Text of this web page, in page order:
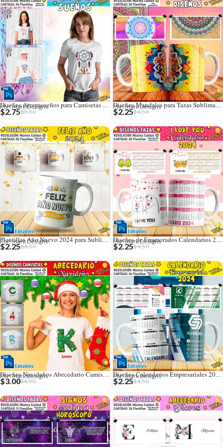
Diseños Atrapasueños para Camisetas Sublimables
Por: Mark Designs
$5.50
$2.75
Diseños Mandalas para Tazas Sublimables
Por: Mark Designs
$4.50
$2.25
Plantillas Año Nuevo 2024 para Sublimar Tazas
Por: Mark Designs
$4.50
$2.25
Diseños de Enamorados Calendarios 2024 para Tazas
Por: Mark Designs
$4.50
$2.25
Diseños Navideños Abecedario Camisetas
Por: Mark Designs
$6.00
$3.00
Diseños Calendarios Empresariales 2024 para Tazas
Por: Mark Designs
$4.50
$2.25